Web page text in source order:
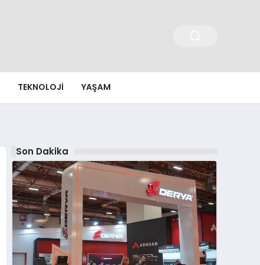
TEKNOLOJI YAŞAM
Son Dakika